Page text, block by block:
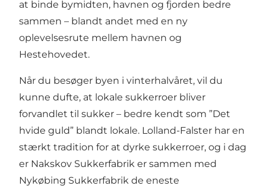
at binde bymidten, havnen og fjorden bedre
sammen – blandt andet med en ny
oplevelsesrute mellem havnen og
Hestehovedet.
Når du besøger byen i vinterhalvåret, vil du
kunne dufte, at lokale sukkerroer bliver
forvandlet til sukker – bedre kendt som ”Det
hvide guld” blandt lokale. Lolland-Falster har en
stærkt tradition for at dyrke sukkerroer, og i dag
er Nakskov Sukkerfabrik er sammen med
Nykøbing Sukkerfabrik de eneste